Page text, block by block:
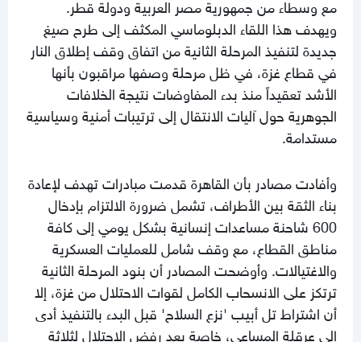
مع وسطاء من جمهورية مصر العربية ودولة قطر.
ويهدف هذا اللقاء الدبلوماسي المكثف إلى طرح صيغ
جديدة لتنفيذ المرحلة الثانية من اتفاق وقف إطلاق النار
في قطاع غزة، في ظل مرحلة وصفها مراقبون بأنها
الأشد تعقيداً منذ بدء المفاوضات نتيجة الخلافات
الجوهرية حول آليات الانتقال إلى ترتيبات أمنية وسياسية
مستدامة.
وأفادت مصادر بأن القاهرة قدمت مبادرات تهدف لإعادة
بناء الثقة بين الأطراف، تشمل ضرورة الالتزام بإدخال
600 شاحنة مساعدات إنسانية بشكل يومي إلى كافة
مناطق القطاع، مع وقف شامل للعمليات العسكرية
والاغتيالات. وأوضحت المصادر أن بنود المرحلة الثانية
ترتكز على الانسحاب الكامل لقوات الاحتلال من غزة، إلا
أن اشتراط تل أبيب 'نزع السلاح' قبل البدء بالتنفيذ أدى
إلى عرقلة المساعي، خاصة بعد رفض الاحتلال لثلاثة